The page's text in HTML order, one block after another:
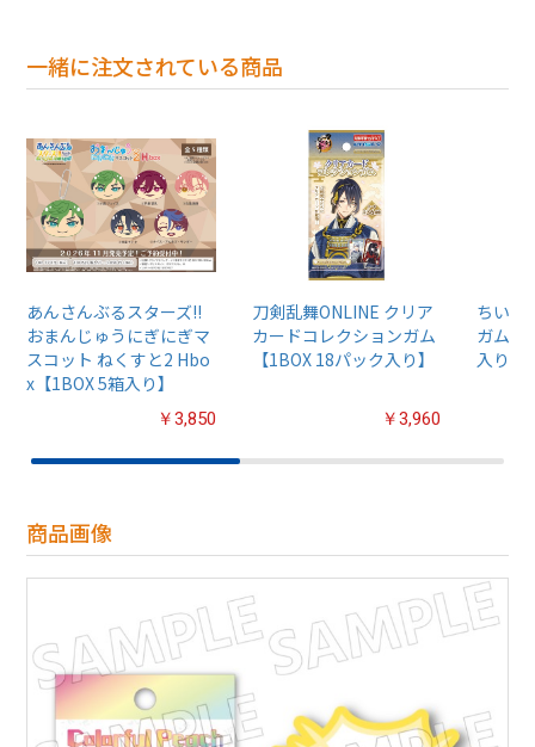
一緒に注文されている商品
あんさんぶるスターズ!!
おまんじゅうにぎにぎマ
スコット ねくすと2 Hbo
x【1BOX 5箱入り】
￥3,850
刀剣乱舞ONLINE クリア
カードコレクションガム
【1BOX 18パック入り】
￥3,960
ちいか
ガム4
入り】
商品画像